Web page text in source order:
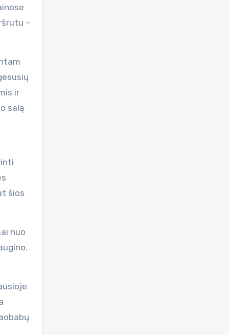
–
ir
salą
šios
nuo